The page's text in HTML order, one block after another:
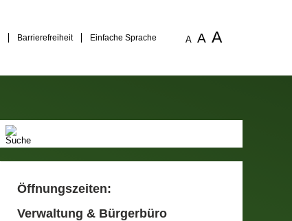
Barrierefreiheit Einfache Sprache A A A
Öffnungszeiten:
Verwaltung & Bürgerbüro